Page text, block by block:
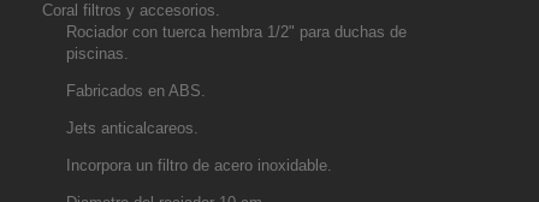
Coral filtros y accesorios.
Rociador con tuerca hembra 1/2" para duchas de
piscinas.
Fabricados en ABS.
Jets anticalcareos.
Incorpora un filtro de acero inoxidable.